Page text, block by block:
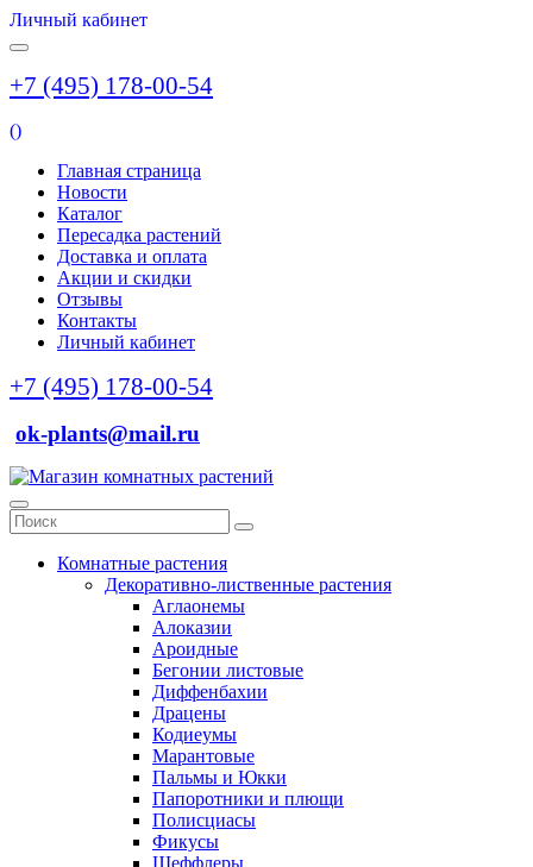
Личный кабинет
+7 (495) 178-00-54
()
Главная страница
Новости
Каталог
Пересадка растений
Доставка и оплата
Акции и скидки
Отзывы
Контакты
Личный кабинет
+7 (495) 178-00-54
ok-plants@mail.ru
Комнатные растения
Декоративно-лиственные растения
Аглаонемы
Алоказии
Ароидные
Бегонии листовые
Диффенбахии
Драцены
Кодиеумы
Марантовые
Пальмы и Юкки
Папоротники и плющи
Полисциасы
Фикусы
Шеффлеры